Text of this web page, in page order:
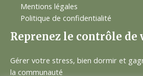
Mentions légales
Politique de confidentialité
Reprenez le contrôle de
Gérer votre stress, bien dormir et
la communauté